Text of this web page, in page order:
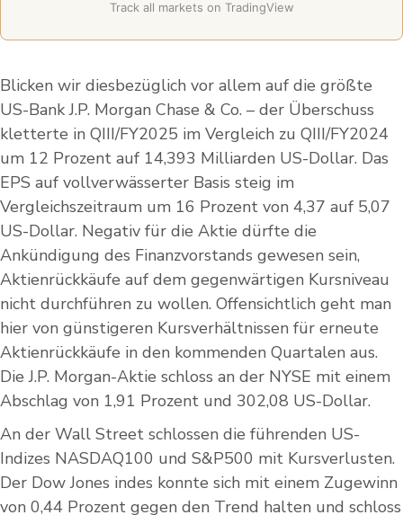
Track all markets on TradingView
Blicken wir diesbezüglich vor allem auf die größte
US-Bank J.P. Morgan Chase & Co. – der Überschuss
kletterte in QIII/FY2025 im Vergleich zu QIII/FY2024
um 12 Prozent auf 14,393 Milliarden US-Dollar. Das
EPS auf vollverwässerter Basis steig im
Vergleichszeitraum um 16 Prozent von 4,37 auf 5,07
US-Dollar. Negativ für die Aktie dürfte die
Ankündigung des Finanzvorstands gewesen sein,
Aktienrückkäufe auf dem gegenwärtigen Kursniveau
nicht durchführen zu wollen. Offensichtlich geht man
hier von günstigeren Kursverhältnissen für erneute
Aktienrückkäufe in den kommenden Quartalen aus.
Die J.P. Morgan-Aktie schloss an der NYSE mit einem
Abschlag von 1,91 Prozent und 302,08 US-Dollar.
An der Wall Street schlossen die führenden US-
Indizes NASDAQ100 und S&P500 mit Kursverlusten.
Der Dow Jones indes konnte sich mit einem Zugewinn
von 0,44 Prozent gegen den Trend halten und schloss